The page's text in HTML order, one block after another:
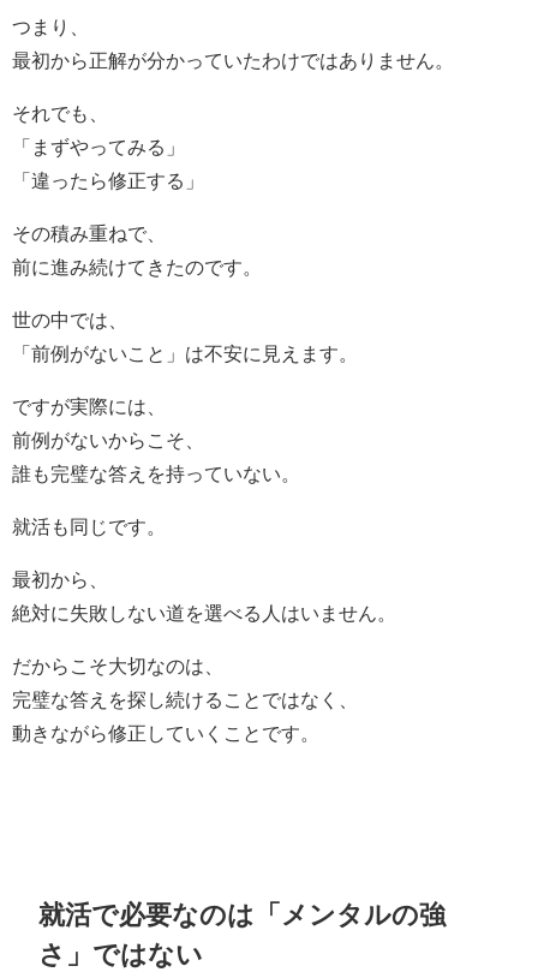
つまり、
最初から正解が分かっていたわけではありません。
それでも、
「まずやってみる」
「違ったら修正する」
その積み重ねで、
前に進み続けてきたのです。
世の中では、
「前例がないこと」は不安に見えます。
ですが実際には、
前例がないからこそ、
誰も完璧な答えを持っていない。
就活も同じです。
最初から、
絶対に失敗しない道を選べる人はいません。
だからこそ大切なのは、
完璧な答えを探し続けることではなく、
動きながら修正していくことです。
就活で必要なのは「メンタルの強
さ」ではない